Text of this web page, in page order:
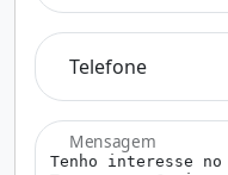
Telefone
Mensagem